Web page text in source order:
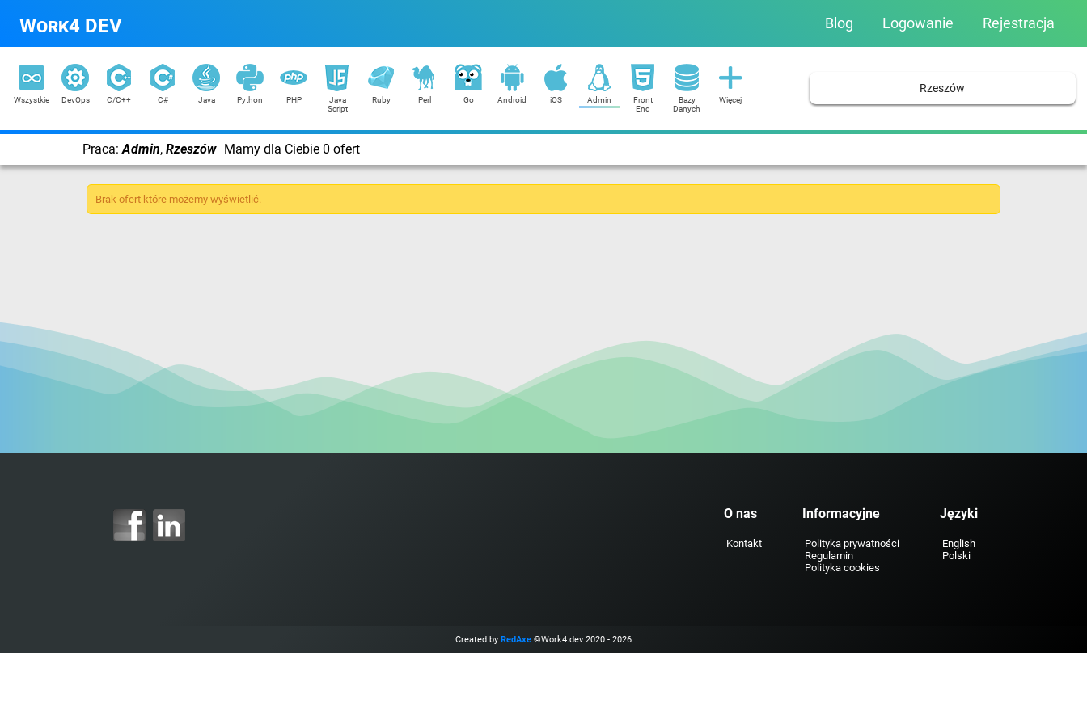
Work4 DEV Blog Logowanie Rejestracja
Wszystkie DevOps C/C++ C# Java Python PHP
Java
Script
Ruby Perl Go Android iOS Admin
Front
End
Bazy
Danych
Więcej
Rzeszów
Praca:Admin, Rzeszów Mamy dla Ciebie 0 ofert
Brak ofert które możemy wyświetlić.
O nas
Kontakt
Informacyjne
Polityka prywatności
Regulamin
Polityka cookies
Języki
English
Polski
Created by RedAxe ©Work4.dev 2020 - 2026